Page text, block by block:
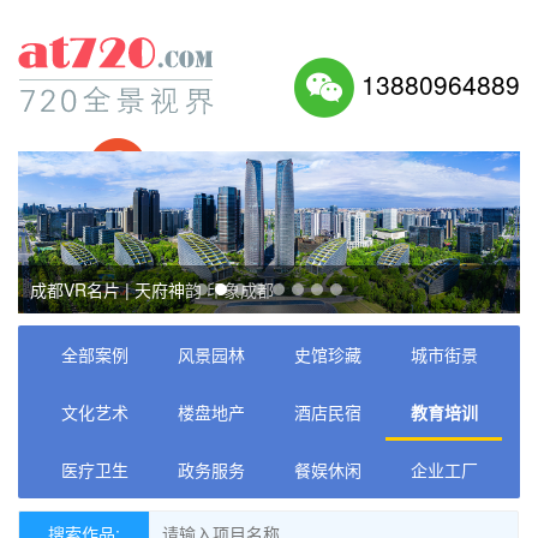
13880964889
27497003
凝心聚力绘新篇·成都市政协喜迎党的二十大书画展
全部案例 风景园林 史馆珍藏 城市街景
文化艺术 楼盘地产 酒店民宿 教育培训
医疗卫生 政务服务 餐娱休闲 企业工厂
搜索作品: